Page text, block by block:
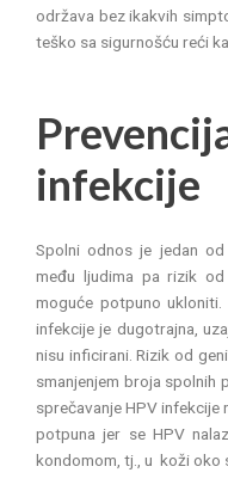
održava bez ikakvih
teško sa sigurnošću reći
infekcije
Spolni odnos je jedan
među ljudima pa rizik
moguće potpuno
infekcije je dugotrajna,
nisu inficirani. Rizik od
smanjenjem broja spolnih
sprečavanje HPV infekcije
potpuna jer se HPV
kondomom, tj., u koži oko